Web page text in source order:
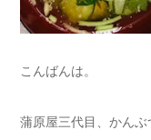
こんばんは。
蒲原屋三代目、かんぶ